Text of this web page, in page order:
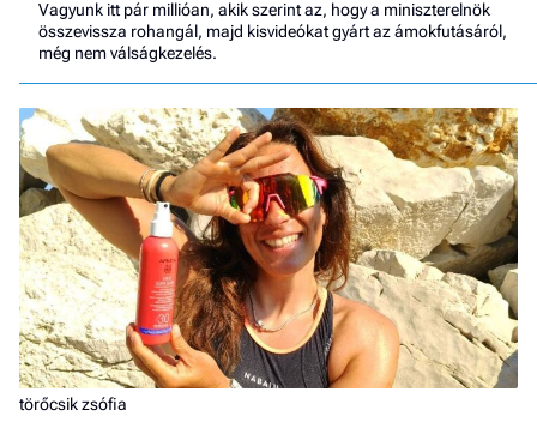
Vagyunk itt pár millióan, akik szerint az, hogy a miniszterelnök
összevissza rohangál, majd kisvideókat gyárt az ámokfutásáról,
még nem válságkezelés.
törőcsik zsófia